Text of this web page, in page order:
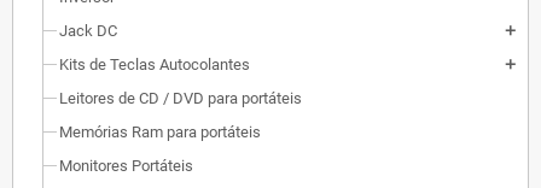
Jack DC
add
Kits de Teclas Autocolantes add
Leitores de CD / DVD para portáteis
Memórias Ram para portáteis
Monitores Portáteis